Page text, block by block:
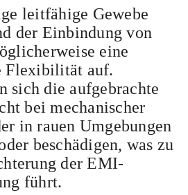
leitfähige Gewebe
der Einbindung von
eine
Flexibilität auf.
sich die aufgebrachte
bei mechanischer
in rauen Umgebungen
beschädigen, was zu
der EMI-
führt.